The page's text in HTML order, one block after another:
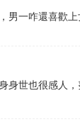
男一咋還喜歡上
身世也很感人